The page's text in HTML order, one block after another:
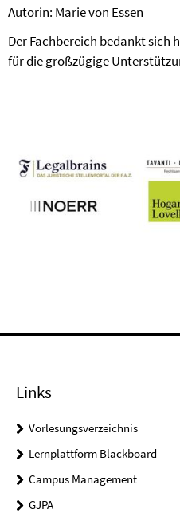
Autorin: Marie von Essen
Der Fachbereich bedankt sich
für die großzügige
Links
Vorlesungsverzeichnis
Lernplattform Blackboard
Campus Management
GJPA